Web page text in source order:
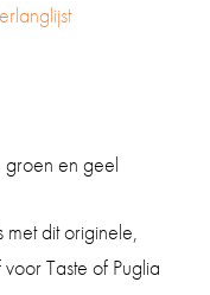
groen en geel
dit originele,
Taste of Puglia